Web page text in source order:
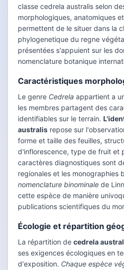
classe cedrela australis selon
morphologiques, anatomiques
permettent de le situer dans la
phylogenetique du regne
présentées s'appuient sur les
nomenclature botanique
Caractéristiques
Le genre Cedrela appartient a
les membres partagent des
identifiables sur le terrain.
australis repose sur
forme et taille des feuilles,
d'inflorescence, type de fruit et
caractères diagnostiques sont
regionales et les monographies
nomenclature binominale de
cette espèce de manière
publications scientifiques du
Écologie et répartition
La répartition de cedrela
ses exigences écologiques en
d'exposition. Chaque espèce